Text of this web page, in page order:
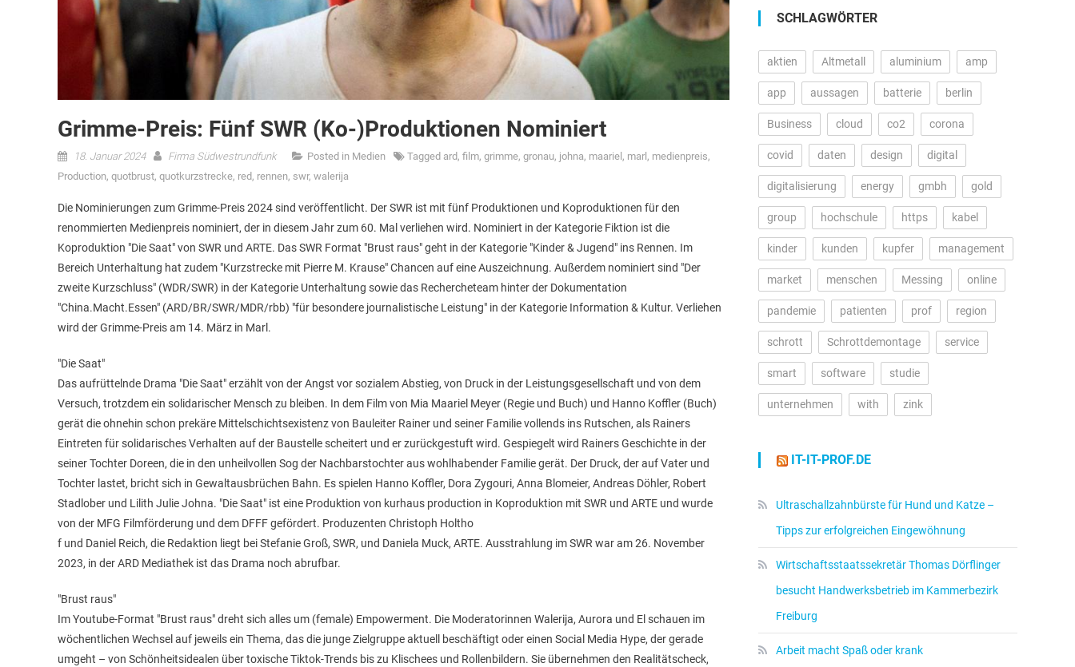
Grimme-Preis: Fünf SWR (Ko-)Produktionen Nominiert
18. Januar 2024 Firma Südwestrundfunk Posted in Medien Tagged ard , film, grimme, gronau, johna, maariel , marl , medienpreis,
Production, quotbrust, quotkurzstrecke, red , rennen, swr, walerija
Die Nominierungen zum Grimme-Preis 2024 sind veröffentlicht. Der SWR ist mit fünf Produktionen und Koproduktionen für den
renommierten Medienpreis nominiert, der in diesem Jahr zum 60. Mal verliehen wird. Nominiert in der Kategorie Fiktion ist die
Koproduktion "Die Saat" von SWR und ARTE. Das SWR Format "Brust raus" geht in der Kategorie "Kinder & Jugend" ins Rennen. Im
Bereich Unterhaltung hat zudem "Kurzstrecke mit Pierre M. Krause" Chancen auf eine Auszeichnung. Außerdem nominiert sind "Der
zweite Kurzschluss" (WDR/SWR) in der Kategorie Unterhaltung sowie das Rechercheteam hinter der Dokumentation
"China.Macht.Essen" (ARD/BR/SWR/MDR/rbb) "für besondere journalistische Leistung" in der Kategorie Information & Kultur. Verliehen
wird der Grimme-Preis am 14. März in Marl.
"Die Saat"
Das aufrüttelnde Drama "Die Saat" erzählt von der Angst vor sozialem Abstieg, von Druck in der Leistungsgesellschaft und von dem
Versuch, trotzdem ein solidarischer Mensch zu bleiben. In dem Film von Mia Maariel Meyer (Regie und Buch) und Hanno Koffler (Buch)
gerät die ohnehin schon prekäre Mittelschichtsexistenz von Bauleiter Rainer und seiner Familie vollends ins Rutschen, als Rainers
Eintreten für solidarisches Verhalten auf der Baustelle scheitert und er zurückgestuft wird. Gespiegelt wird Rainers Geschichte in der
seiner Tochter Doreen, die in den unheilvollen Sog der Nachbarstochter aus wohlhabender Familie gerät. Der Druck, der auf Vater und
Tochter lastet, bricht sich in Gewaltausbrüchen Bahn. Es spielen Hanno Koffler, Dora Zygouri, Anna Blomeier, Andreas Döhler, Robert
Stadlober und Lilith Julie Johna. "Die Saat" ist eine Produktion von kurhaus production in Koproduktion mit SWR und ARTE und wurde
von der MFG Filmförderung und dem DFFF gefördert. Produzenten Christoph Holtho
f und Daniel Reich, die Redaktion liegt bei Stefanie Groß, SWR, und Daniela Muck, ARTE. Ausstrahlung im SWR war am 26. November
2023, in der ARD Mediathek ist das Drama noch abrufbar.
"Brust raus"
Im Youtube-Format "Brust raus" dreht sich alles um (female) Empowerment. Die Moderatorinnen Walerija, Aurora und El schauen im
wöchentlichen Wechsel auf jeweils ein Thema, das die junge Zielgruppe aktuell beschäftigt oder einen Social Media Hype, der gerade
umgeht – von Schönheitsidealen über toxische Tiktok-Trends bis zu Klischees und Rollenbildern. Sie übernehmen den Realitätscheck,
SCHLAGWÖRTER
aktien Altmetall aluminium amp
app aussagen batterie berlin
Business cloud co2 corona
covid daten design digital
digitalisierung energy gmbh gold
group hochschule https kabel
kinder kunden kupfer management
market menschen Messing online
pandemie patienten prof region
schrott Schrottdemontage service
smart software studie
unternehmen with zink
IT-IT-PROF.DE
Ultraschallzahnbürste für Hund und Katze –
Tipps zur erfolgreichen Eingewöhnung
Wirtschaftsstaatssekretär Thomas Dörflinger
besucht Handwerksbetrieb im Kammerbezirk
Freiburg
Arbeit macht Spaß oder krank